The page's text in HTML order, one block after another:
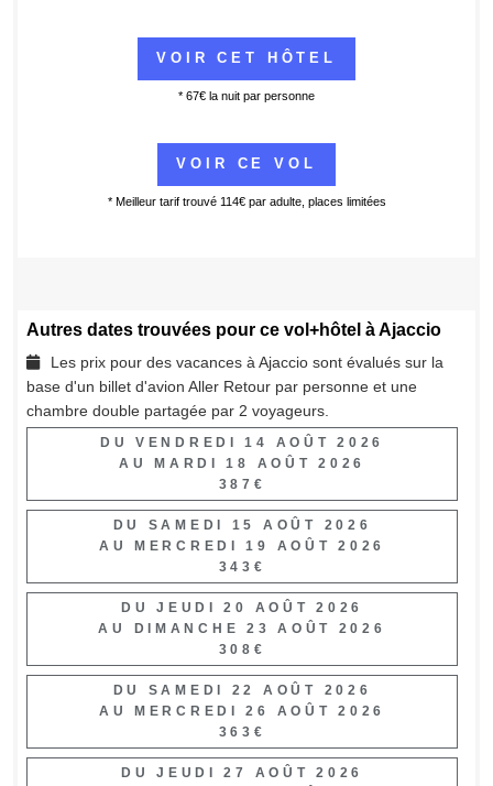
* 67€ la nuit par personne
* Meilleur tarif trouvé 114€ par adulte, places limitées
Autres dates trouvées pour ce vol+hôtel à Ajaccio
Les prix pour des vacances à Ajaccio sont évalués sur la
base d'un billet d'avion Aller Retour par personne et une
chambre double partagée par 2 voyageurs.
DU VENDREDI 14 AOÛT 2026
AU MARDI 18 AOÛT 2026
387€
DU SAMEDI 15 AOÛT 2026
AU MERCREDI 19 AOÛT 2026
343€
DU JEUDI 20 AOÛT 2026
AU DIMANCHE 23 AOÛT 2026
308€
DU SAMEDI 22 AOÛT 2026
AU MERCREDI 26 AOÛT 2026
363€
DU JEUDI 27 AOÛT 2026